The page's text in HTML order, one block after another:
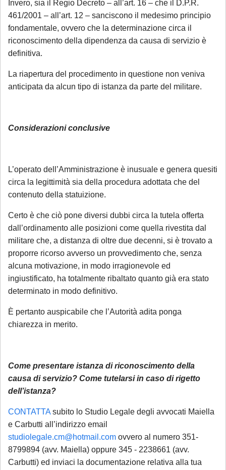
Invero, sia il Regio Decreto – all’art. 16 – che il D.P.R.
461/2001 – all’art. 12 – sanciscono il medesimo principio
fondamentale, ovvero che la determinazione circa il
riconoscimento della dipendenza da causa di servizio è
definitiva.
La riapertura del procedimento in questione non veniva
anticipata da alcun tipo di istanza da parte del militare.
Considerazioni conclusive
L’operato dell’Amministrazione è inusuale e genera quesiti
circa la legittimità sia della procedura adottata che del
contenuto della statuizione.
Certo è che ciò pone diversi dubbi circa la tutela offerta
dall’ordinamento alle posizioni come quella rivestita dal
militare che, a distanza di oltre due decenni, si è trovato a
proporre ricorso avverso un provvedimento che, senza
alcuna motivazione, in modo irragionevole ed
ingiustificato, ha totalmente ribaltato quanto già era stato
determinato in modo definitivo.
È pertanto auspicabile che l’Autorità adita ponga
chiarezza in merito.
Come presentare istanza di riconoscimento della
causa di servizio? Come tutelarsi in caso di rigetto
dell’istanza?
CONTATTA subito lo Studio Legale degli avvocati Maiella
e Carbutti all’indirizzo email
studiolegale.cm@hotmail.com ovvero al numero 351-
8799894 (avv. Maiella) oppure 345 - 2238661 (avv.
Carbutti) ed inviaci la documentazione relativa alla tua
Gentile Cliente,
La informiamo che in occasione del periodo
al 28 agosto 2026 i servizi legali saranno
garantiti solo come di seguito esposto
La invitiamo pertanto a leggere con
attenzione quanto segue:
Se ci contatta per la prima volta
consulenza pervenuta in questo periodo
sarà gestita in videoconferenza a fronte di
periodo di chiusura dello Studio.
Si precisa
che tale maggiorazione non comporta un
trattamento prioritario
dei professionisti, in relazione all'urgenza
della questione posta. Se interessato, si
invita a mandare una mail con richiesta di
prenotazione.